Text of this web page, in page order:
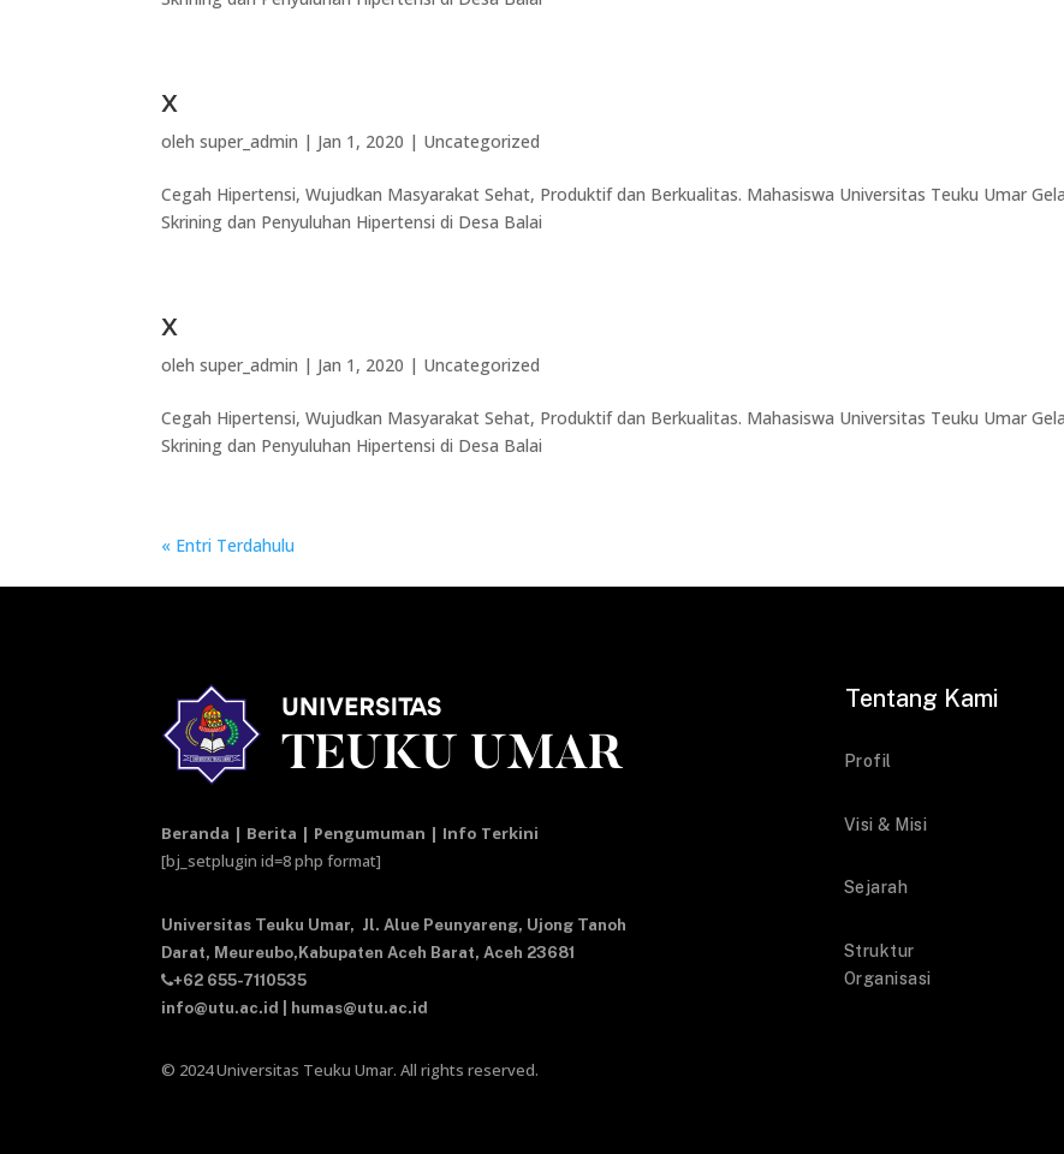
x
olehsuper_admin | Jan 1, 2020 | Uncategorized
Cegah Hipertensi, Wujudkan Masyarakat Sehat, Produktif dan Berkualitas. Mahasiswa Universitas Teuku Umar
Skrining dan Penyuluhan Hipertensi di Desa Balai
x
olehsuper_admin | Jan 1, 2020 | Uncategorized
Cegah Hipertensi, Wujudkan Masyarakat Sehat, Produktif dan Berkualitas. Mahasiswa Universitas Teuku Umar
Skrining dan Penyuluhan Hipertensi di Desa Balai
« Entri Terdahulu
Beranda | Berita | Pengumuman | Info Terkini
[bj_setplugin id=8 php format]
Universitas Teuku Umar, Jl. Alue Peunyareng, Ujong Tanoh
Darat, Meureubo,Kabupaten Aceh Barat, Aceh 23681
+62 655-7110535
info@utu.ac.id
humas@utu.ac.id
© 2024 Universitas Teuku Umar. All rights reserved.
Tentang Kami
Profil
Visi & Misi
Sejarah
Struktur
Organisasi